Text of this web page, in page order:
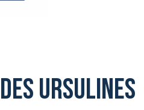
ursulines